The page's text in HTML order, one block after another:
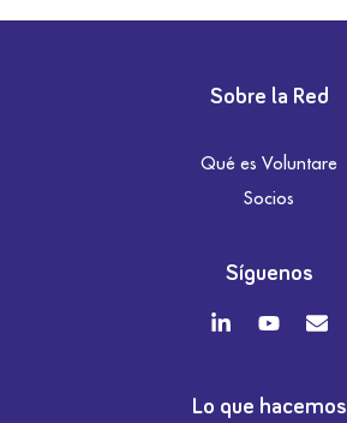
Sobre la Red
Qué es Voluntare
Socios
Síguenos
Lo que hacemos